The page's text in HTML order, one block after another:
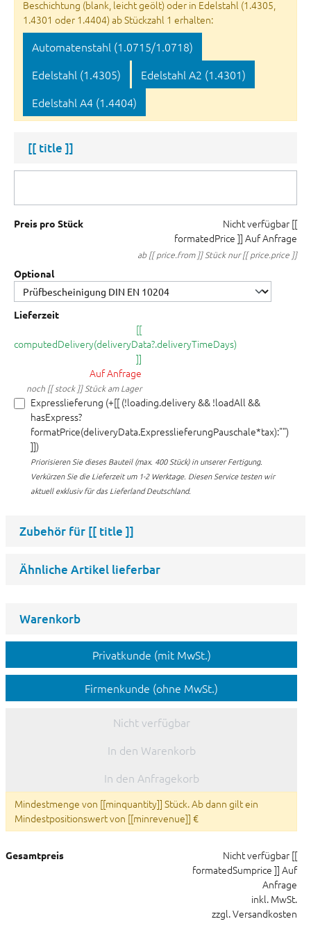
Beschichtung (blank, leicht geölt) oder in Edelstahl (1.4305,
1.4301 oder 1.4404) ab Stückzahl 1 erhalten:
Automatenstahl (1.0715/1.0718)
Edelstahl (1.4305)
Edelstahl A2 (1.4301)
Edelstahl A4 (1.4404)
[[ title ]]
Preis pro Stück Nicht verfügbar [[
formatedPrice ]] Auf Anfrage
ab [[ price.from ]] Stück nur [[ price.price ]]
Optional
Lieferzeit
[[
computedDelivery(deliveryData?.deliveryTimeDays)
]]
Auf Anfrage
noch [[ stock ]] Stück am Lager
Expresslieferung (+[[ (!loading.delivery && !loadAll &&
hasExpress?
formatPrice(deliveryData.ExpresslieferungPauschale*tax):"")
]])
Priorisieren Sie dieses Bauteil (max. 400 Stück) in unserer Fertigung.
Verkürzen Sie die Lieferzeit um 1-2 Werktage. Diesen Service testen wir
aktuell exklusiv für das Lieferland Deutschland.
Zubehör für [[ title ]]
Ähnliche Artikel lieferbar
Warenkorb
Privatkunde (mit MwSt.)
Firmenkunde (ohne MwSt.)
Nicht verfügbar
In den Warenkorb
In den Anfragekorb
Mindestmenge von [[minquantity]] Stück. Ab dann gilt ein
Mindestpositionswert von [[minrevenue]] €
Gesamtpreis Nicht verfügbar [[
formatedSumprice ]] Auf
Anfrage
inkl. MwSt.
zzgl. Versandkosten